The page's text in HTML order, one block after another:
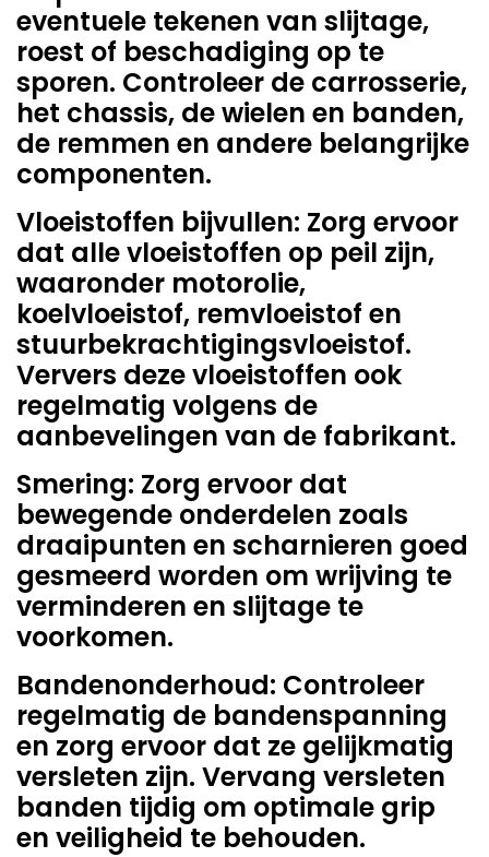
eventuele tekenen van slijtage,
roest of beschadiging op te
sporen. Controleer de carrosserie,
het chassis, de wielen en banden,
de remmen en andere belangrijke
componenten.
Vloeistoffen bijvullen: Zorg ervoor
dat alle vloeistoffen op peil zijn,
waaronder motorolie,
koelvloeistof, remvloeistof en
stuurbekrachtigingsvloeistof.
Ververs deze vloeistoffen ook
regelmatig volgens de
aanbevelingen van de fabrikant.
Smering: Zorg ervoor dat
bewegende onderdelen zoals
draaipunten en scharnieren goed
gesmeerd worden om wrijving te
verminderen en slijtage te
voorkomen.
Bandenonderhoud: Controleer
regelmatig de bandenspanning
en zorg ervoor dat ze gelijkmatig
versleten zijn. Vervang versleten
banden tijdig om optimale grip
en veiligheid te behouden.